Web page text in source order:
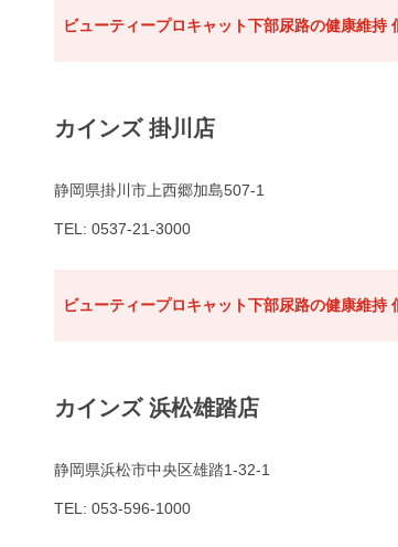
ビューティープロキャット下部尿路の健康維持
カインズ 掛川店
静岡県掛川市上西郷加島507-1
TEL: 0537-21-3000
ビューティープロキャット下部尿路の健康維持
カインズ 浜松雄踏店
静岡県浜松市中央区雄踏1-32-1
TEL: 053-596-1000